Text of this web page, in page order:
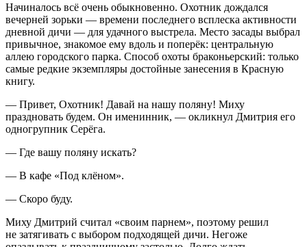
Начиналось всё очень обыкновенно. Охотник дождался
вечерней зорьки — времени последнего всплеска активности
дневной дичи — для удачного выстрела. Место засады выбрал
привычное, знакомое ему вдоль и поперёк: центральную
аллею городского парка. Способ охоты браконьерский: только
самые редкие экземпляры достойные занесения в Красную
книгу.
— Привет, Охотник! Давай на нашу поляну! Миху
праздновать будем. Он именинник, — окликнул Дмитрия его
одногрупник Серёга.
— Где вашу поляну искать?
— В кафе «Под клёном».
— Скоро буду.
Миху Дмитрий считал «своим парнем», поэтому решил
не затягивать с выбором подходящей дичи. Негоже